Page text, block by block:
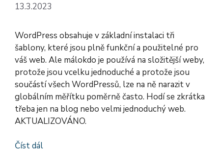
13.3.2023
WordPress obsahuje v základní instalaci tři
šablony, které jsou plně funkční a použitelné pro
váš web. Ale málokdo je používá na složitější weby,
protože jsou vcelku jednoduché a protože jsou
součástí všech WordPressů, lze na ně narazit v
globálním měřítku poměrně často. Hodí se zkrátka
třeba jen na blog nebo velmi jednoduchý web.
AKTUALIZOVÁNO.
Číst dál